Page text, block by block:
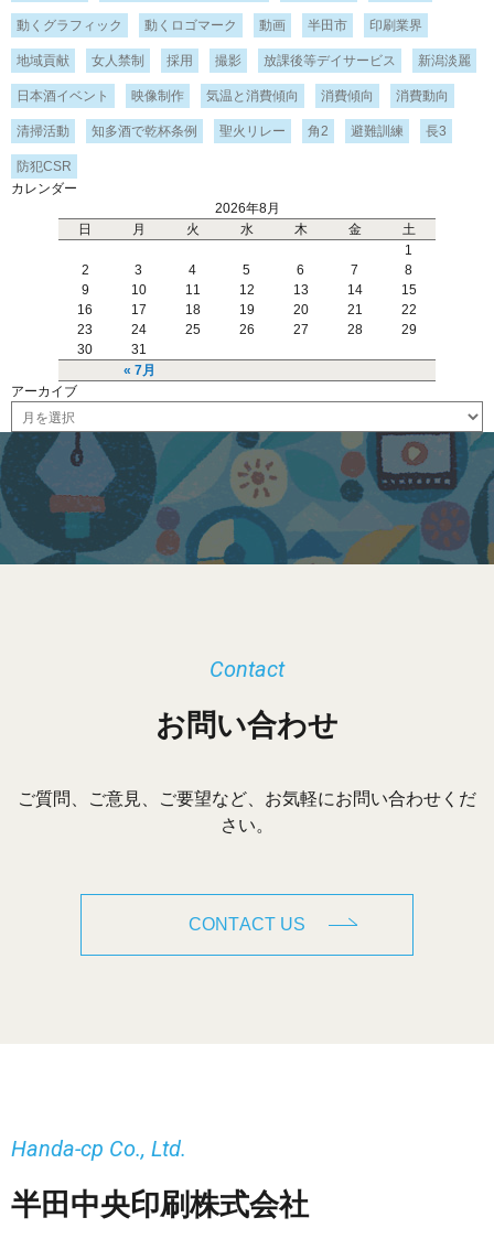
動くグラフィック 動くロゴマーク 動画 半田市 印刷業界
地域貢献 女人禁制 採用 撮影 放課後等デイサービス 新潟淡麗
日本酒イベント 映像制作 気温と消費傾向 消費傾向 消費動向
清掃活動 知多酒で乾杯条例 聖火リレー 角2 避難訓練 長3
防犯CSR
カレンダー
2026年8月
日
月 火 水 木 金 土
« 7月
1
2
3 4 5 6 7
8
9
10 11 12 13 14
15
16
17 18 19 20 21
22
23
24 25 26 27 28
29
30
31
アーカイブ
ー
ブ
お問い合わせ
Contact
ご質問、ご意見、ご要望など、お気軽にお問い合わせくだ
さい。
CONTACT US
半田中央印刷株式会社
Handa-cp Co., Ltd.